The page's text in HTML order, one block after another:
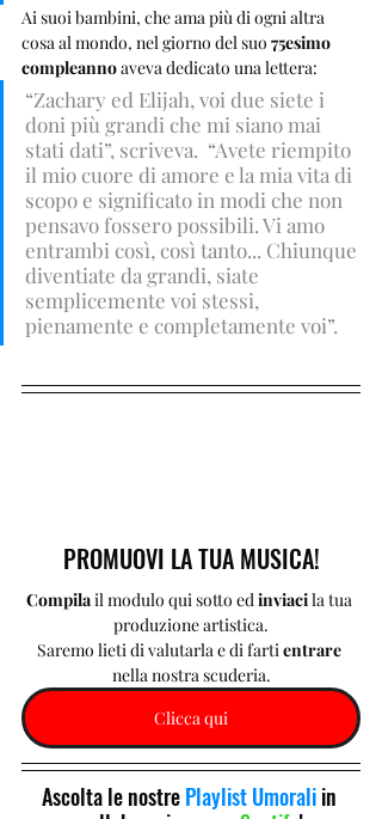
Ai suoi bambini, che ama più di ogni altra
cosa al mondo, nel giorno del suo 75esimo
compleanno aveva dedicato una lettera:
“Zachary ed Elijah, voi due siete i
doni più grandi che mi siano mai
stati dati”, scriveva.  “Avete riempito
il mio cuore di amore e la mia vita di
scopo e significato in modi che non
pensavo fossero possibili. Vi amo
entrambi così, così tanto... Chiunque
diventiate da grandi, siate
semplicemente voi stessi,
pienamente e completamente voi”.
PROMUOVI LA TUA MUSICA!
Compila il modulo qui sotto ed inviaci la tua
produzione artistica.
Saremo lieti di valutarla e di farti entrare
nella nostra scuderia.
Clicca qui
Ascolta le nostre Playlist Umorali in